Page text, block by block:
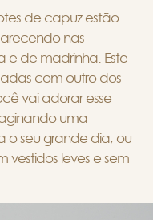
de capuz estão
nas
e de madrinha. Este
com outro dos
vai adorar esse
uma
o seu grande dia, ou
vestidos leves e sem